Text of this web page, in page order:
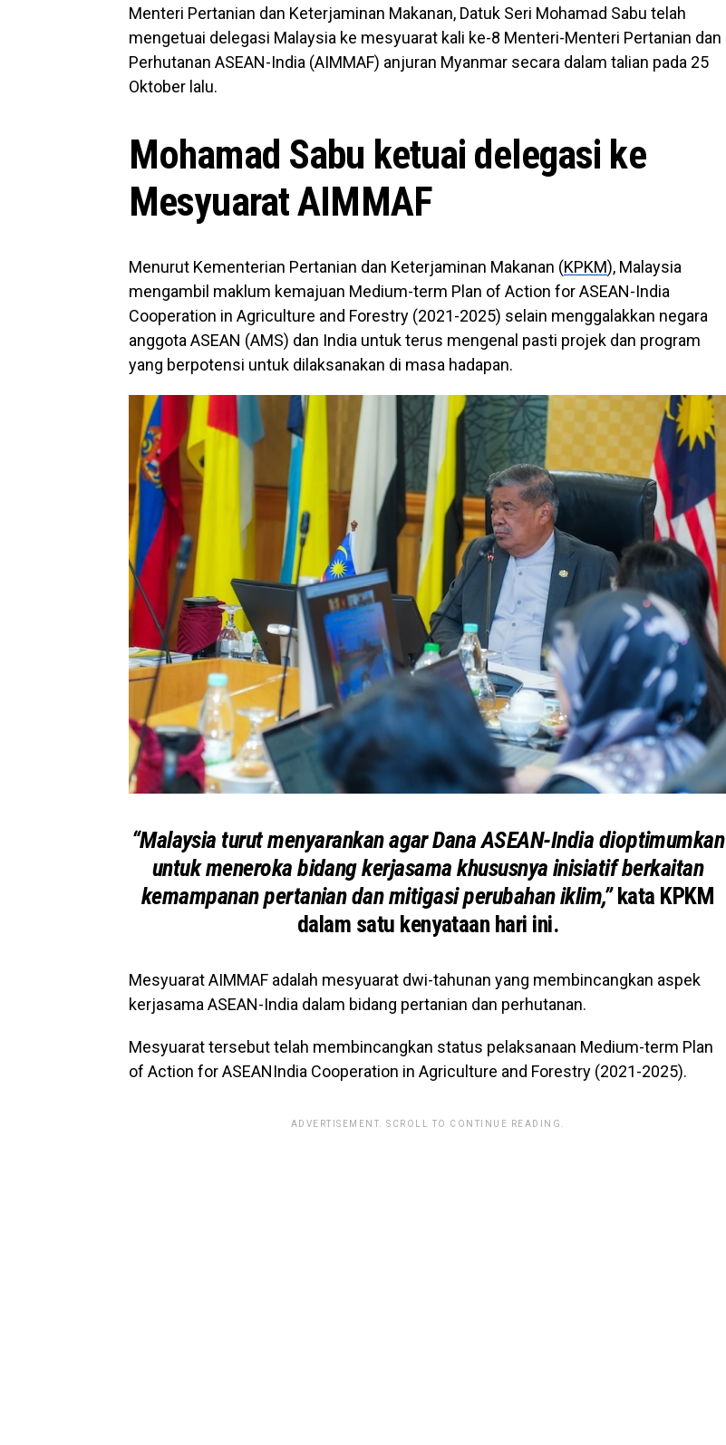
Menteri Pertanian dan Keterjaminan Makanan, Datuk Seri Mohamad Sabu telah
mengetuai delegasi Malaysia ke mesyuarat kali ke-8 Menteri-Menteri Pertanian dan
Perhutanan ASEAN-India (AIMMAF) anjuran Myanmar secara dalam talian pada 25
Oktober lalu.
Mohamad Sabu ketuai delegasi ke
Mesyuarat AIMMAF
Menurut Kementerian Pertanian dan Keterjaminan Makanan (KPKM), Malaysia
mengambil maklum kemajuan Medium-term Plan of Action for ASEAN-India
Cooperation in Agriculture and Forestry (2021-2025) selain menggalakkan negara
anggota ASEAN (AMS) dan India untuk terus mengenal pasti projek dan program
yang berpotensi untuk dilaksanakan di masa hadapan.
“Malaysia turut menyarankan agar Dana ASEAN-India dioptimumkan
untuk meneroka bidang kerjasama khususnya inisiatif berkaitan
kemampanan pertanian dan mitigasi perubahan iklim,”kata KPKM
dalam satu kenyataan hari ini.
Mesyuarat AIMMAF adalah mesyuarat dwi-tahunan yang membincangkan aspek
kerjasama ASEAN-India dalam bidang pertanian dan perhutanan.
Mesyuarat tersebut telah membincangkan status pelaksanaan Medium-term Plan
of Action for ASEANIndia Cooperation in Agriculture and Forestry (2021-2025).
ADVERTISEMENT. SCROLL TO CONTINUE READING.